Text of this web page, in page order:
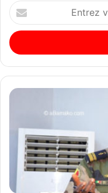
Entrez
votre
adresse
Email